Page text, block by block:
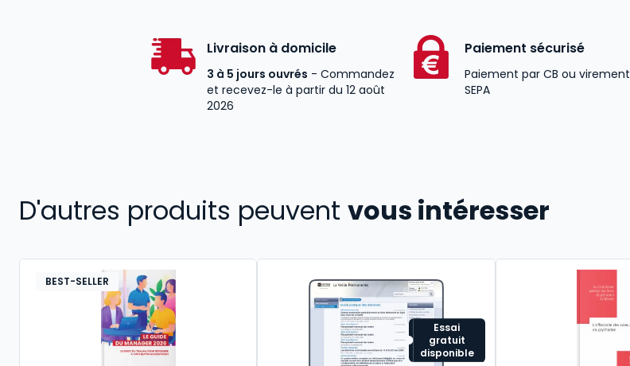
Livraison à domicile
3 à 5 jours ouvrés - Commandez
et recevez-le à partir du 12 août
2026
Paiement sécurisé
Paiement par CB ou virement
SEPA
D'autres produits peuvent vous intéresser
BEST-SELLER
Essai
gratuit
disponible